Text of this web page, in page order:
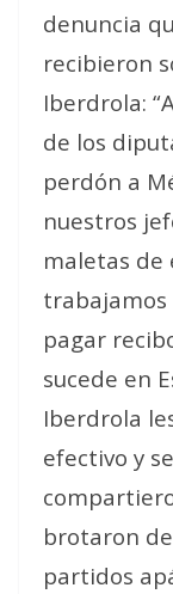
denuncia
recibieron
Iberdrola:
de los
perdón a
nuestros
maletas de
trabajamos
pagar
sucede en
Iberdrola
efectivo y
brotaron
partidos